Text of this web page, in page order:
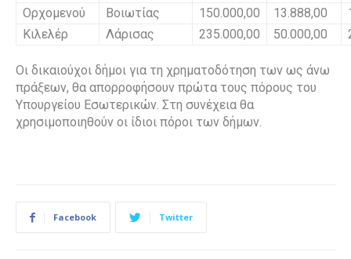
Ορχομενού
Βοιωτίας 150.000,00 13.888,00
Κιλελέρ
Λάρισας 235.000,00 50.000,00
Οι δικαιούχοι δήμοι για τη χρηματοδότηση των ως άνω
πράξεων, θα απορροφήσουν πρώτα τους πόρους του
Υπουργείου Εσωτερικών. Στη συνέχεια θα
χρησιμοποιηθούν οι ίδιοι πόροι των δήμων.
Facebook Twitter